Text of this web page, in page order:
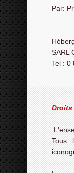
Par:
SARL
Tel : 0
Droits
Tous